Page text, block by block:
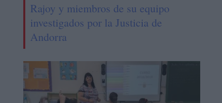
Rajoy y miembros de su equipo
investigados por la Justicia de
Andorra